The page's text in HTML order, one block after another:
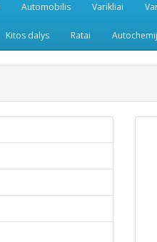
Automobilis Varikliai
Kitos dalys Ratai